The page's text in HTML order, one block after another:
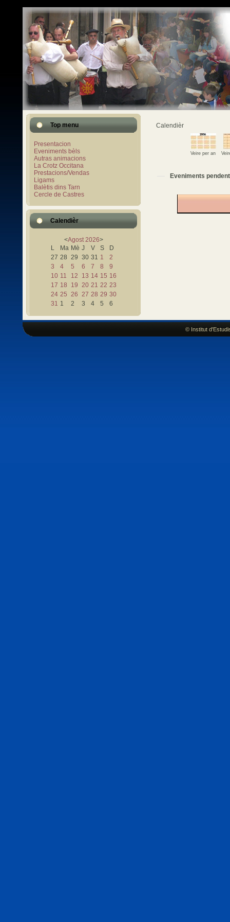
Top menu
Presentacion
Eveniments bèls
Autras animacions
La Crotz Occitana
Prestacions/Vendas
Ligams
Balètis dins Tarn
Cercle de Castres
Calendièr
<Agost 2026>
L
Ma Mè J V S
D
27 28 29 30 31 1
2
3
4 5 6 7 8
9
10 11 12 13 14 15 16
17 18 19 20 21 22 23
24 25 26 27 28 29 30
31 1 2 3 4 5 6
Calendièr
Veire per an
Eveniments pendent
© Institut